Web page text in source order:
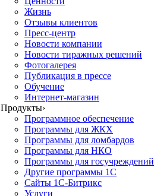
Жизнь
Отзывы клиентов
Пресс-центр
Новости компании
Новости тиражных решений
Фотогалерея
Публикация в прессе
Обучение
Интернет-магазин
Продукты›
Программное обеспечение
Программы для ЖКХ
Программы для ломбардов
Программы для НКО
Программы для госучреждений
Другие программы 1С
Сайты 1С-Битрикс
Услуги